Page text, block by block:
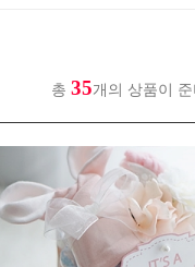
총 35개의 상품이